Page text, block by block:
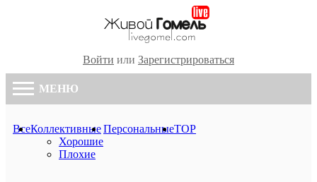
Войти или Зарегистрироваться
МЕНЮ
ВсеКоллективные
Хорошие
Плохие
ПерсональныеTOP